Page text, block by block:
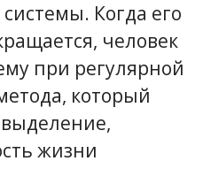
Когда его
человек
при регулярной
который
жизни